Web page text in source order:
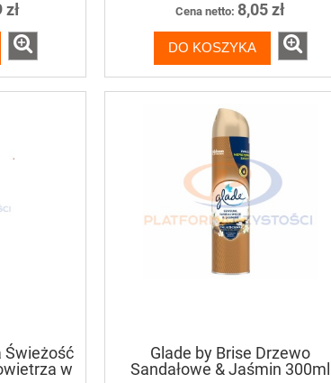
zł Cena netto: 8,05 zł
DO KOSZYKA
Świeżość
w
Glade by Brise Drzewo
Sandałowe & Jaśmin 300ml